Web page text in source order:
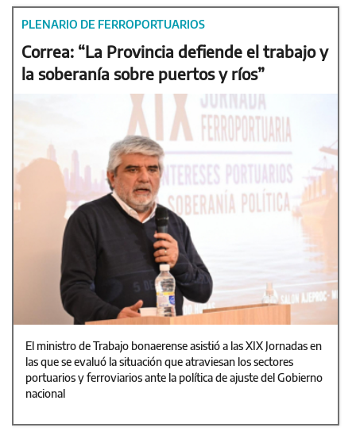
PLENARIO DE FERROPORTUARIOS
Correa: “La Provincia defiende el trabajo y
la soberanía sobre puertos y ríos”
El ministro de Trabajo bonaerense asistió a las XIX Jornadas en
las que se evaluó la situación que atraviesan los sectores
portuarios y ferroviarios ante la política de ajuste del Gobierno
nacional